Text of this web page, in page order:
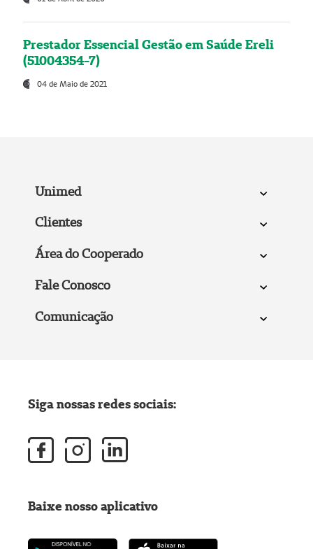
Prestador Essencial Gestão em Saúde Ereli
(51004354-7)
04 de Maio de 2021
Unimed
Clientes
Área do Cooperado
Fale Conosco
Comunicação
Siga nossas redes sociais:
Baixe nosso aplicativo